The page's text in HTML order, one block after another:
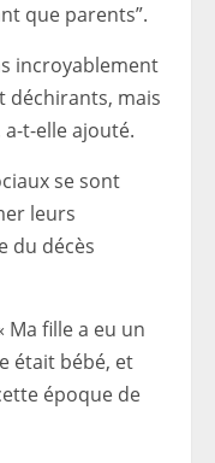
que parents”.
incroyablement
déchirants, mais
t-elle ajouté.
se sont
leurs
du décès
Ma fille a eu un
était bébé, et
époque de